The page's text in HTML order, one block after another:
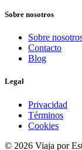
Sobre nosotros
Sobre
Contacto
Blog
Legal
Privacidad
Términos
Cookies
© 2026 Viaja por